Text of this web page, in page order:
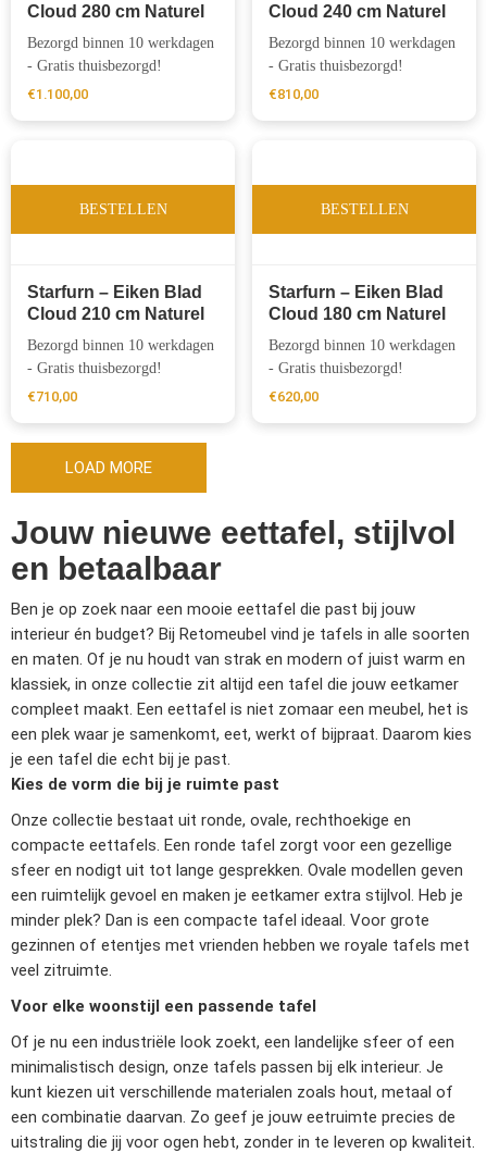
Cloud 280 cm Naturel
Bezorgd binnen 10 werkdagen
- Gratis thuisbezorgd!
€1.100,00
Cloud 240 cm Naturel
Bezorgd binnen 10 werkdagen
- Gratis thuisbezorgd!
€810,00
BESTELLEN
Starfurn – Eiken Blad
Cloud 210 cm Naturel
Bezorgd binnen 10 werkdagen
- Gratis thuisbezorgd!
€710,00
BESTELLEN
Starfurn – Eiken Blad
Cloud 180 cm Naturel
Bezorgd binnen 10 werkdagen
- Gratis thuisbezorgd!
€620,00
LOAD MORE
Jouw nieuwe eettafel, stijlvol
en betaalbaar
Ben je op zoek naar een mooie eettafel die past bij jouw
interieur én budget? Bij Retomeubel vind je tafels in alle soorten
en maten. Of je nu houdt van strak en modern of juist warm en
klassiek, in onze collectie zit altijd een tafel die jouw eetkamer
compleet maakt. Een eettafel is niet zomaar een meubel, het is
een plek waar je samenkomt, eet, werkt of bijpraat. Daarom kies
je een tafel die echt bij je past.
Kies de vorm die bij je ruimte past
Onze collectie bestaat uit ronde, ovale, rechthoekige en
compacte eettafels. Een ronde tafel zorgt voor een gezellige
sfeer en nodigt uit tot lange gesprekken. Ovale modellen geven
een ruimtelijk gevoel en maken je eetkamer extra stijlvol. Heb je
minder plek? Dan is een compacte tafel ideaal. Voor grote
gezinnen of etentjes met vrienden hebben we royale tafels met
veel zitruimte.
Voor elke woonstijl een passende tafel
Of je nu een industriële look zoekt, een landelijke sfeer of een
minimalistisch design, onze tafels passen bij elk interieur. Je
kunt kiezen uit verschillende materialen zoals hout, metaal of
een combinatie daarvan. Zo geef je jouw eetruimte precies de
uitstraling die jij voor ogen hebt, zonder in te leveren op kwaliteit.